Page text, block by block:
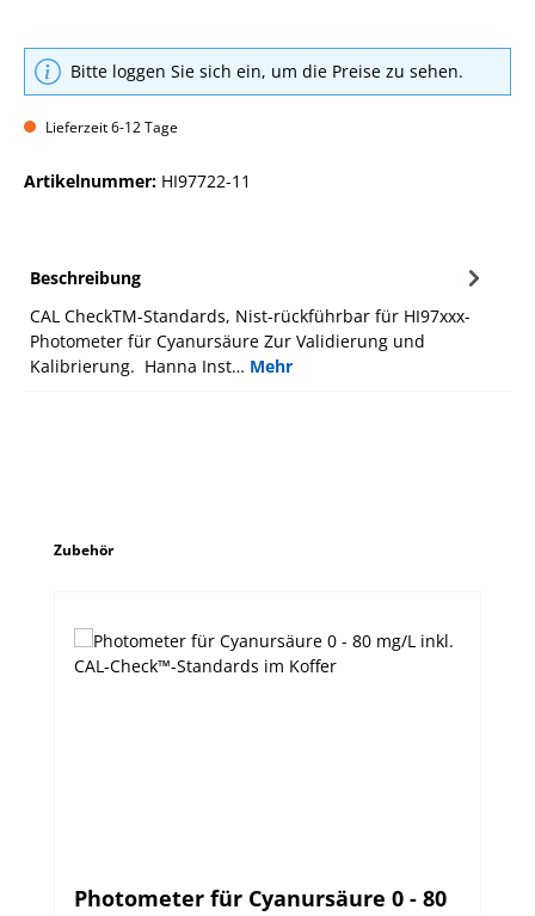
Bitte loggen Sie sich ein, um die Preise zu sehen.
Lieferzeit 6-12 Tage
Artikelnummer: HI97722-11
Beschreibung
CAL CheckTM-Standards, Nist-rückführbar für HI97xxx-
Photometer für Cyanursäure Zur Validierung und
Kalibrierung. Hanna Inst… Mehr
Produktgalerie überspringen
Zubehör
Photometer für Cyanursäure 0 - 80